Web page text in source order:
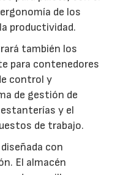
de los
productividad.
también los
para contenedores
control y
de gestión de
estanterías y el
de trabajo.
con
El almacén